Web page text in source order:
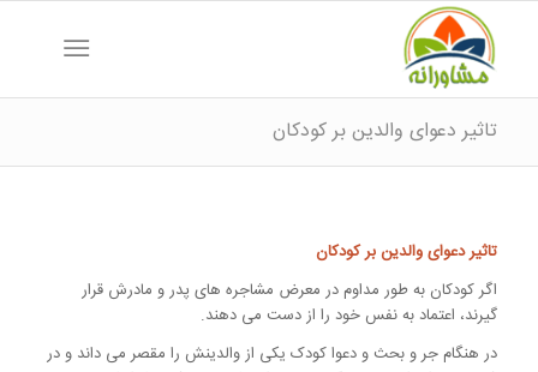
تاثیر دعوای والدین بر کودکان
تاثیر دعوای والدین بر کودکان
اگر کودکان به طور مداوم در معرض مشاجره های پدر و مادرش قرار
گیرند، اعتماد به نفس خود را از دست می دهند.
در هنگام جر و بحث و دعوا کودک یکی از والدینش را مقصر می داند و در